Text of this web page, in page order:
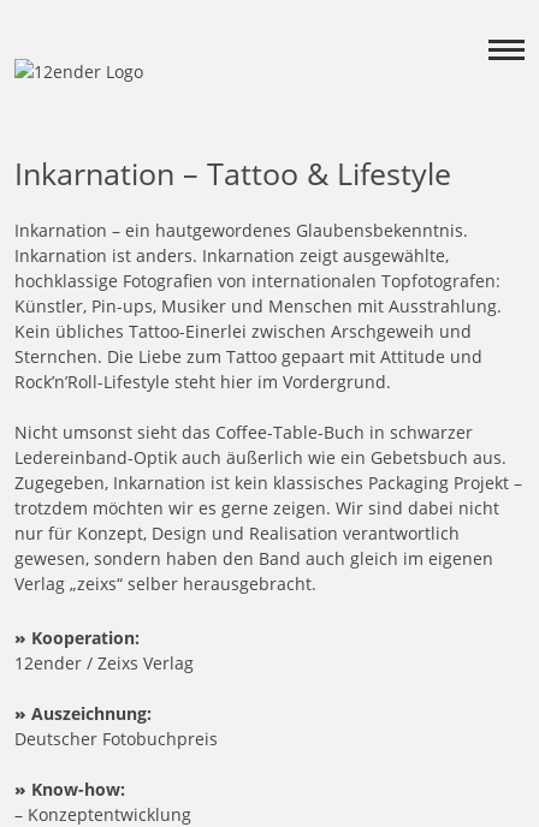
Inkarnation – Tattoo & Lifestyle
Inkarnation – ein hautgewordenes Glaubensbekenntnis.
Inkarnation ist anders. Inkarnation zeigt ausgewählte,
hochklassige Fotografien von internationalen Topfotografen:
Künstler, Pin-ups, Musiker und Menschen mit Ausstrahlung.
Kein übliches Tattoo-Einerlei zwischen Arschgeweih und
Sternchen. Die Liebe zum Tattoo gepaart mit Attitude und
Rock’n’Roll-Lifestyle steht hier im Vordergrund.
Nicht umsonst sieht das Coffee-Table-Buch in schwarzer
Ledereinband-Optik auch äußerlich wie ein Gebetsbuch aus.
Zugegeben, Inkarnation ist kein klassisches Packaging Projekt –
trotzdem möchten wir es gerne zeigen. Wir sind dabei nicht
nur für Konzept, Design und Realisation verantwortlich
gewesen, sondern haben den Band auch gleich im eigenen
Verlag „zeixs“ selber herausgebracht.
» Kooperation:
12ender / Zeixs Verlag
» Auszeichnung:
Deutscher Fotobuchpreis
» Know-how:
– Konzeptentwicklung